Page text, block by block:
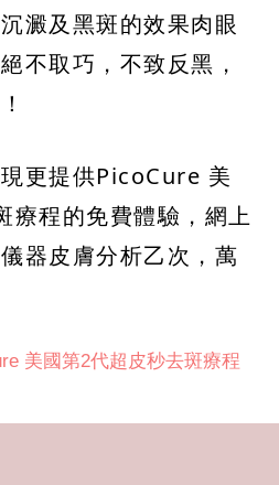
澱及黑斑的效果肉眼
不取巧，不致反黑，
更提供PicoCure 美
療程的免費體驗，網上
器皮膚分析乙次，萬
美國第2代超皮秒去斑療程